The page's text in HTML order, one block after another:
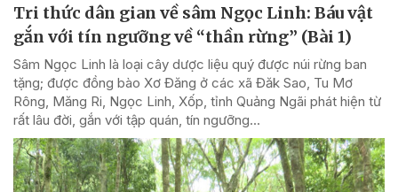
Tri thức dân gian về sâm Ngọc Linh: Báu vật
gắn với tín ngưỡng về “thần rừng” (Bài 1)
Sâm Ngọc Linh là loại cây dược liệu quý được núi rừng ban
tặng; được đồng bào Xơ Đăng ở các xã Đăk Sao, Tu Mơ
Rông, Măng Ri, Ngọc Linh, Xốp, tỉnh Quảng Ngãi phát hiện từ
rất lâu đời, gắn với tập quán, tín ngưỡng...